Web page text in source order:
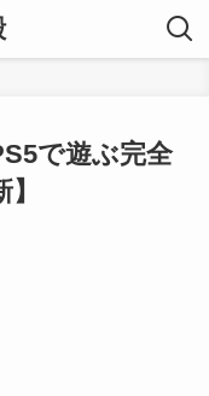
で遊ぶ完全